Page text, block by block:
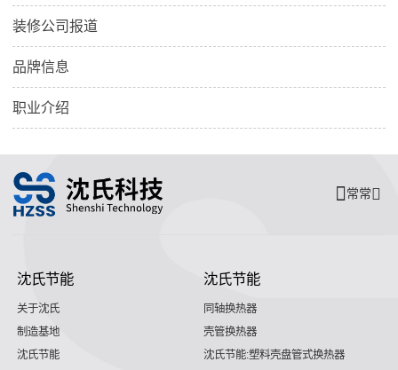
装修公司报道
品牌信息
职业介绍
常常
沈氏节能
关于沈氏
制造基地
沈氏节能
沈氏节能
同轴换热器
壳管换热器
沈氏节能:塑料壳盘管式换热器